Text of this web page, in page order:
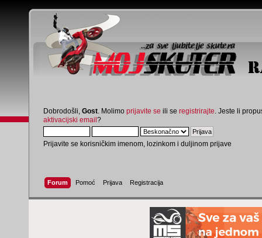
Dobrodošli, Gost . Molimo prijavite se ili se registrirajte . Jeste li
aktivacijski email?
Prijavite se korisničkim imenom, lozinkom i duljinom prijave
Forum Pomoć Prijava Registracija